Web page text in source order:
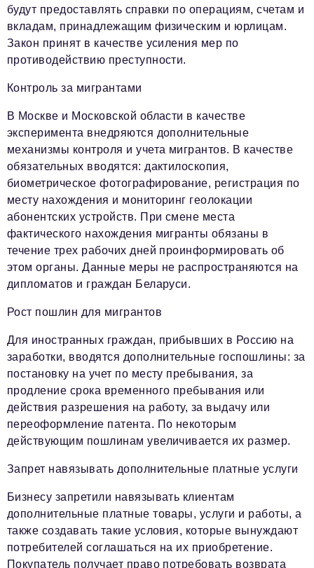
будут предоставлять справки по операциям, счетам и
вкладам, принадлежащим физическим и юрлицам.
Закон принят в качестве усиления мер по
противодействию преступности.
Контроль за мигрантами
В Москве и Московской области в качестве
эксперимента внедряются дополнительные
механизмы контроля и учета мигрантов. В качестве
обязательных вводятся: дактилоскопия,
биометрическое фотографирование, регистрация по
месту нахождения и мониторинг геолокации
абонентских устройств. При смене места
фактического нахождения мигранты обязаны в
течение трех рабочих дней проинформировать об
этом органы. Данные меры не распространяются на
дипломатов и граждан Беларуси.
Рост пошлин для мигрантов
Для иностранных граждан, прибывших в Россию на
заработки, вводятся дополнительные госпошлины: за
постановку на учет по месту пребывания, за
продление срока временного пребывания или
действия разрешения на работу, за выдачу или
переоформление патента. По некоторым
действующим пошлинам увеличивается их размер.
Запрет навязывать дополнительные платные услуги
Бизнесу запретили навязывать клиентам
дополнительные платные товары, услуги и работы, а
также создавать такие условия, которые вынуждают
потребителей соглашаться на их приобретение.
Покупатель получает право потребовать возврата